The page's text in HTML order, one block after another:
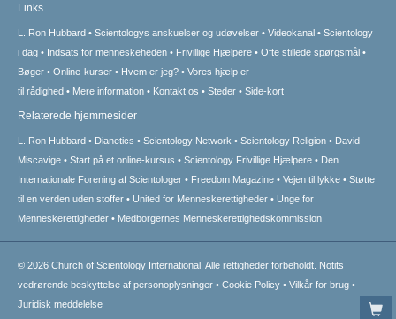
Links
L. Ron Hubbard Scientologys anskuelser og udøvelser Videokanal
Scientology
i dag
Indsats for menneskeheden Frivillige Hjælpere
Ofte stillede spørgsmål
Bøger
Online-kurser Hvem er jeg?
Vores hjælp er
til rådighed
Mere information Kontakt os Steder Side-kort
Relaterede hjemmesider
L. Ron Hubbard Dianetics Scientology Network Scientology Religion
David
Miscavige
Start på et online-kursus Scientology Frivillige Hjælpere
Den
Internationale Forening af Scientologer
Freedom Magazine Vejen til lykke
Støtte
til en verden uden stoffer
United for Menneskerettigheder
Unge for
Menneskerettigheder
Medborgernes Menneskerettigheds­kommission
© 2026 Church of Scientology International. Alle rettigheder forbeholdt. Notits
vedrørende beskyttelse af personoplysninger • Cookie Policy • Vilkår for brug •
Juridisk meddelelse